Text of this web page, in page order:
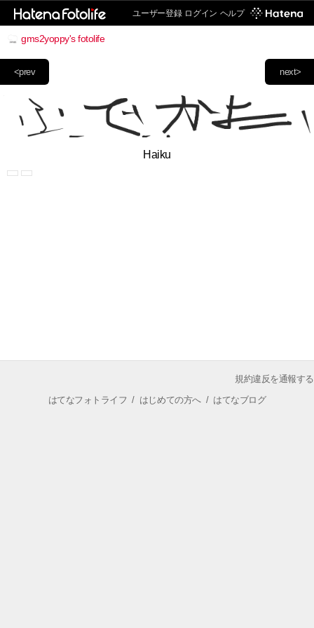
ユーザー登録 ログイン ヘルプ
gms2yoppy's fotolife
next>
<prev
Haiku
規約違反を通報する
はてなフォトライフ / はじめての方へ/ はてなブログ